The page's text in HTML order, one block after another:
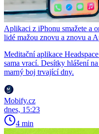
Aplikaci z iPhonu smažete a
lidé mažou znovu a znovu a
Meditační aplikace
sama vrací. Desítky hlášení
marný boj trvající dny.
Mobify.cz
dnes, 15:23
4 min